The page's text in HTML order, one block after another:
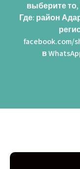
выберите то,
Где: район
facebook.com/share/
в